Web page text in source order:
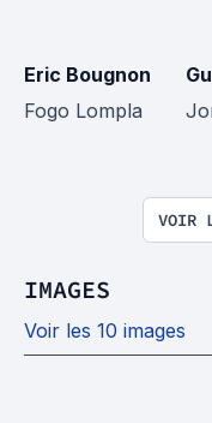
Eric Bougnon
Fogo Lompla
VOIR
IMAGES
Voir les 10 images